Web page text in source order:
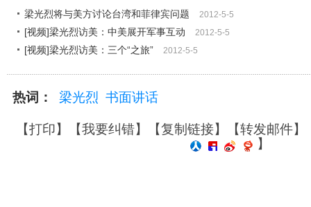
梁光烈将与美方讨论台湾和菲律宾问题
2012-5-5
[视频]梁光烈访美：中美展开军事互动 2012-5-5
[视频]梁光烈访美：三个“之旅” 2012-5-5
热词： 梁光烈 书面讲话
【打印】【我要纠错】【复制链接】【转发邮件】
】